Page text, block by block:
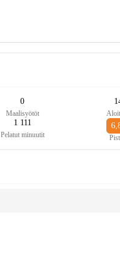
0
Maalisyötöt
1 111
Pelatut minuutit